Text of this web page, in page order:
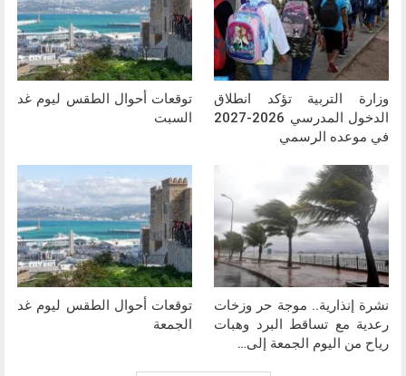
وزارة التربية تؤكد انطلاق
الدخول المدرسي 2026-2027
في موعده الرسمي
توقعات أحوال الطقس ليوم غد
السبت
نشرة إنذارية.. موجة حر وزخات
رعدية مع تساقط البرد وهبات
رياح من اليوم الجمعة إلى…
توقعات أحوال الطقس ليوم غد
الجمعة